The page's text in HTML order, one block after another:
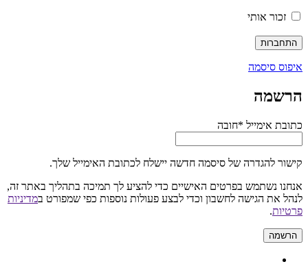
זכור אותי
התחברות
איפוס סיסמה
הרשמה
כתובת אימייל *חובה
קישור להגדרה של סיסמה חדשה יישלח לכתובת האימייל שלך.
אנחנו נשתמש בפרטים האישיים כדי להציע לך תמיכה בתהליך באתר זה,
לנהל את הגישה לחשבון וכדי לבצע פעולות נוספות כפי שמפורט במדיניות
פרטיות.
הרשמה